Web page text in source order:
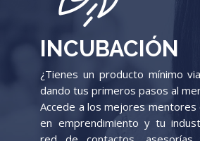
INCUBACIÓN
¿Tienes un producto mínimo
dando tus primeros pasos al
Accede a los mejores mentores
en emprendimiento y tu